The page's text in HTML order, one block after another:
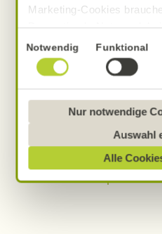
Marketing-Cookies
Das optimale
„Alle Cookies erlauben“
umfasst in diesem Fall
Dienstleistern in
Sofern personenbezogene
werden, besteht das
analysiert werden und
durchgesetzt werden
Ihre Einwilligung zur
Einwilligungsauswahl
Notwendig Funktional
Alle
Auswahl
Nur notwendige
Marmelade-Rezepte
Plätzchen-Rezepte
Pralinen-Rezepte
Kuchen-Rezepte
Muffin-Rezepte
Rezepte: Süßgebäck
Tarte-Rezepte
Torten-Rezepte
Waffel-Rezepte